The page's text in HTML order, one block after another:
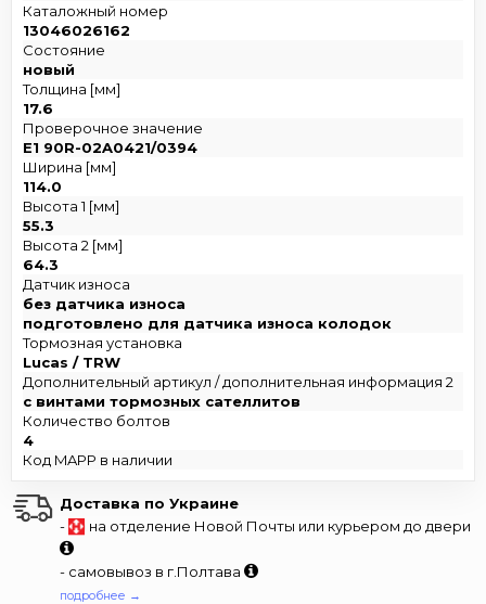
Каталожный номер
13046026162
Состояние
новый
Толщина [мм]
17.6
Проверочное значение
E1 90R-02A0421/0394
Ширина [мм]
114.0
Высота 1 [мм]
55.3
Высота 2 [мм]
64.3
Датчик износа
без датчика износа
подготовлено для датчика износа колодок
Тормозная установка
Lucas / TRW
Дополнительный артикул / дополнительная информация 2
с винтами тормозных сателлитов
Количество болтов
4
Код MAPP в наличии
Доставка по Украине
-
на отделение Новой Почты или курьером до двери
- самовывоз в г.Полтава
подробнее →